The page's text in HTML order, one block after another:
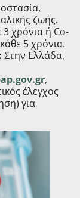
ζωής.
χρόνια ή Co-
5 χρόνια.
Στην Ελλάδα,
,
έλεγχος
για